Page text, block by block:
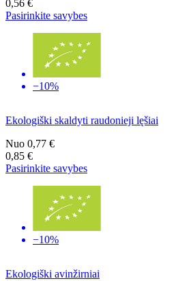
0,56 €
Pasirinkite savybes
−10%
Ekologiški skaldyti raudonieji lęšiai
Nuo 0,77 €
0,85 €
Pasirinkite savybes
−10%
Ekologiški avinžirniai